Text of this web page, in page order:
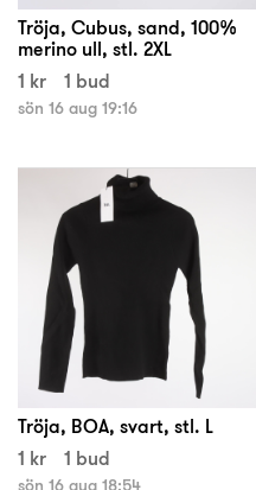
Tröja, Cubus, sand, 100%
merino ull, stl. 2XL
1 kr
1 bud
sön 16 aug 19:16
Tröja, BOA, svart, stl. L
1 kr
1 bud
sön 16 aug 18:54